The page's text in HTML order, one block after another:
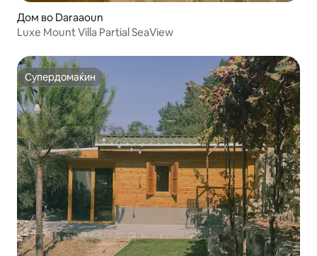
Дом во Daraaoun
Luxe Mount Villa Partial SeaView
Супердомаќин
Супердомаќин